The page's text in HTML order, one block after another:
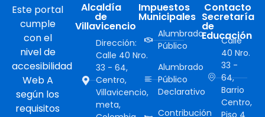
Este portal
cumple
con el
nivel de
accesibilidad
Web A
según los
requisitos
Alcaldía
de
Villavicencio
Dirección:
Calle 40 Nro.
33 - 64,
Centro,
Villavicencio,
meta,
Impuestos
Municipales
Alumbrado
Público
Alumbrado
Público
Declarativo
Contribución
Contacto
Secretaría
de
Educación
Calle
40 Nro.
33 -
64,
Barrio
Centro,